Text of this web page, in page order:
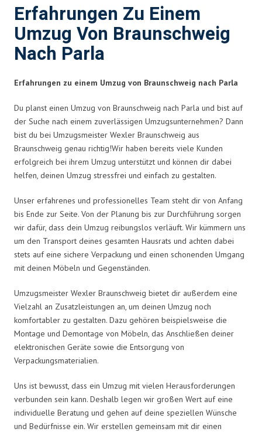
Erfahrungen Zu Einem
Umzug Von Braunschweig
Nach Parla
Erfahrungen zu einem Umzug von Braunschweig nach Parla
Du planst einen Umzug von Braunschweig nach Parla und bist auf
der Suche nach einem zuverlässigen Umzugsunternehmen? Dann
bist du bei Umzugsmeister Wexler Braunschweig aus
Braunschweig genau richtig!Wir haben bereits viele Kunden
erfolgreich bei ihrem Umzug unterstützt und können dir dabei
helfen, deinen Umzug stressfrei und einfach zu gestalten.
Unser erfahrenes und professionelles Team steht dir von Anfang
bis Ende zur Seite. Von der Planung bis zur Durchführung sorgen
wir dafür, dass dein Umzug reibungslos verläuft. Wir kümmern uns
um den Transport deines gesamten Hausrats und achten dabei
stets auf eine sichere Verpackung und einen schonenden Umgang
mit deinen Möbeln und Gegenständen.
Umzugsmeister Wexler Braunschweig bietet dir außerdem eine
Vielzahl an Zusatzleistungen an, um deinen Umzug noch
komfortabler zu gestalten. Dazu gehören beispielsweise die
Montage und Demontage von Möbeln, das Anschließen deiner
elektronischen Geräte sowie die Entsorgung von
Verpackungsmaterialien.
Uns ist bewusst, dass ein Umzug mit vielen Herausforderungen
verbunden sein kann. Deshalb legen wir großen Wert auf eine
individuelle Beratung und gehen auf deine speziellen Wünsche
und Bedürfnisse ein. Wir erstellen gemeinsam mit dir einen